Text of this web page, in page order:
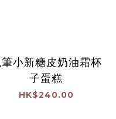
小新糖皮奶油霜杯
子蛋糕
HK$240.00